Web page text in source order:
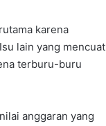
karena
lain yang mencuat
terburu-buru
anggaran yang